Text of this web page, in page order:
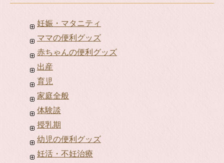
妊娠・マタニティ
ママの便利グッズ
赤ちゃんの便利グッズ
出産
育児
家庭全般
体験談
授乳期
幼児の便利グッズ
妊活・不妊治療